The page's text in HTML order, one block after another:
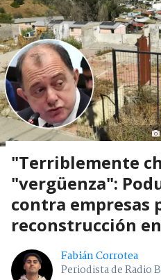
"Terriblemente
"vergüenza":
contra empresas
reconstrucción
Fabián Corrotea
Periodista de Radio